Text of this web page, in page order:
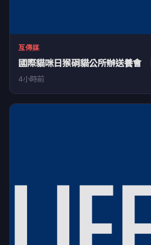
互傳媒
國際貓咪日猴硐貓公所辦送養會
4小時前